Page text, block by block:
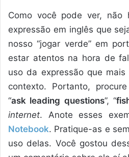
Como você pode ver, não
expressão em inglês que
nosso “jogar verde” em
estar atentos na hora de
uso da expressão que
contexto. Portanto,
“ask leading questions”, “
internet. Anote esses
Notebook. Pratique-as e
uso delas. Você gostou